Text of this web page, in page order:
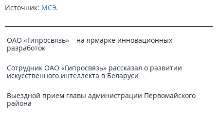
Источник: МСЭ.
ОАО «Гипросвязь» – на ярмарке инновационных
разработок
Сотрудник ОАО «Гипросвязь» рассказал о развитии
искусственного интеллекта в Беларуси
Выездной прием главы администрации Первомайского
района